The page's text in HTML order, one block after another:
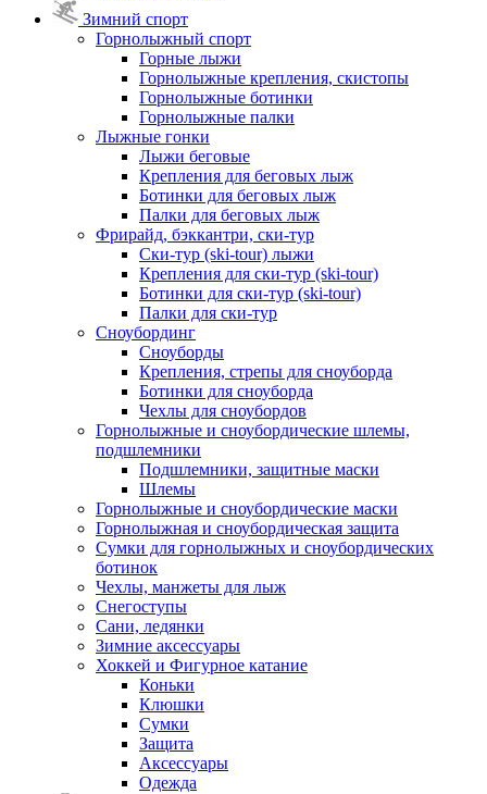
Зимний спорт
Горнолыжный спорт
Горные лыжи
Горнолыжные крепления, скистопы
Горнолыжные ботинки
Горнолыжные палки
Лыжные гонки
Лыжи беговые
Крепления для беговых лыж
Ботинки для беговых лыж
Палки для беговых лыж
Фрирайд, бэккантри, ски-тур
Ски-тур (ski-tour) лыжи
Крепления для ски-тур (ski-tour)
Ботинки для ски-тур (ski-tour)
Палки для ски-тур
Сноубординг
Сноуборды
Крепления, стрепы для сноуборда
Ботинки для сноуборда
Чехлы для сноубордов
Горнолыжные и сноубордические шлемы,
подшлемники
Подшлемники, защитные маски
Шлемы
Горнолыжные и сноубордические маски
Горнолыжная и сноубордическая защита
Сумки для горнолыжных и сноубордических
ботинок
Чехлы, манжеты для лыж
Снегоступы
Сани, ледянки
Зимние аксессуары
Хоккей и Фигурное катание
Коньки
Клюшки
Сумки
Защита
Аксессуары
Одежда